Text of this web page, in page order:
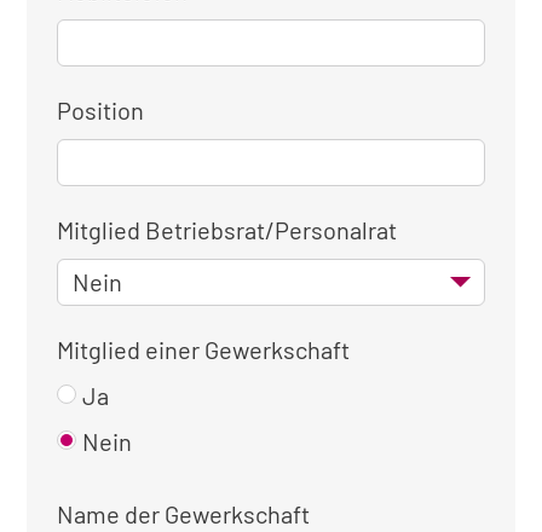
Position
Mitglied Betriebsrat/Personalrat
Mitglied einer Gewerkschaft
Ja
Nein
Name der Gewerkschaft